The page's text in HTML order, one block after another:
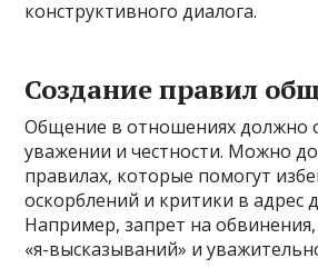
конструктивного диалога.
Создание правил
Общение в отношениях должно
уважении и честности. Можно
правилах, которые помогут
оскорблений и критики в адрес
Например, запрет на
«я-высказываний» и